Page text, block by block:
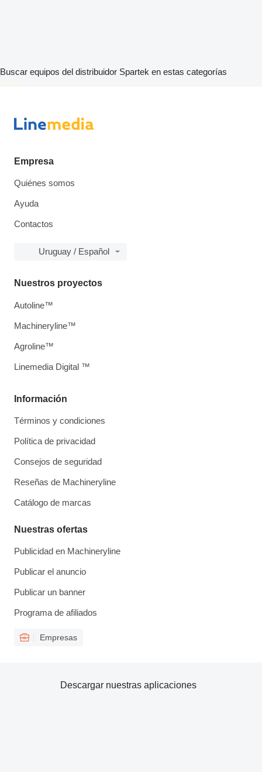
Buscar equipos del distribuidor Spartek en estas categorías
disallow-in-dsa
Empresa
Quiénes somos
Ayuda
Contactos
Uruguay / Español
Información
Términos y condiciones
Política de privacidad
Consejos de seguridad
Reseñas de Machineryline
Catálogo de marcas
Nuestras ofertas
Publicidad en Machineryline
Publicar el anuncio
Publicar un banner
Programa de afiliados
Empresas
Nuestros proyectos
Autoline™
Machineryline™
Agroline™
Linemedia Digital ™
Descargar nuestras aplicaciones